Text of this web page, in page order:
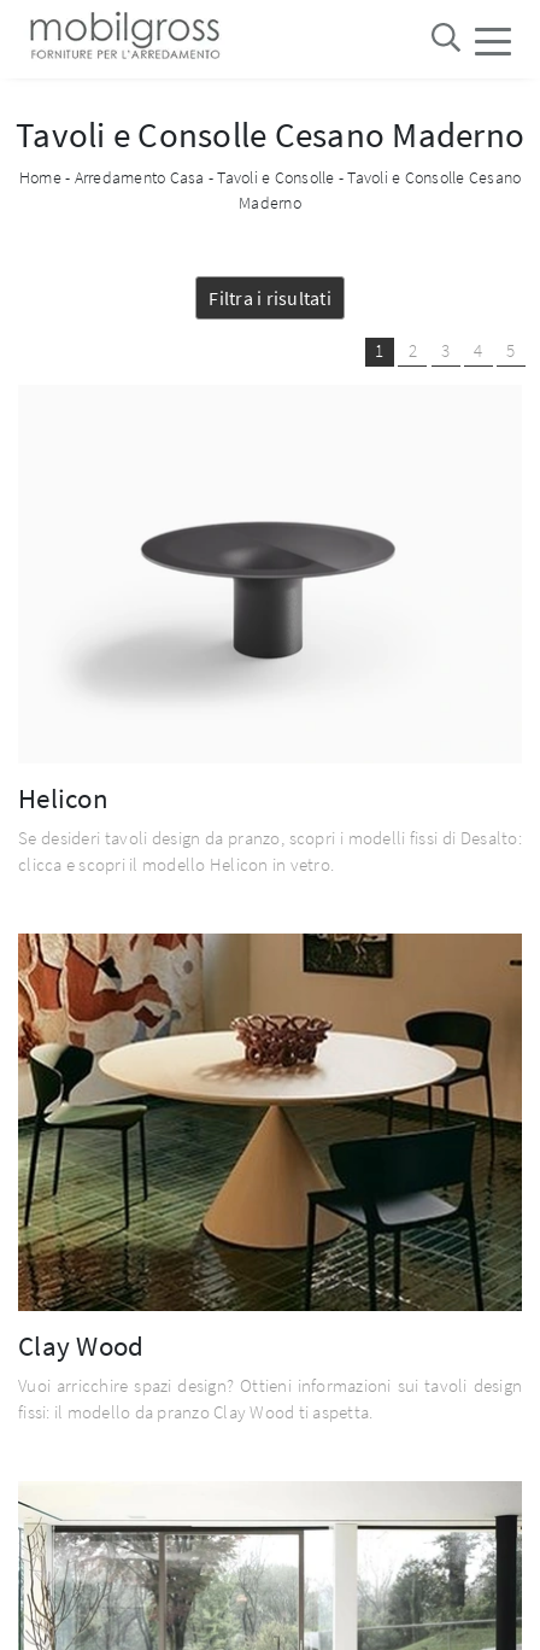
Tavoli e Consolle Cesano Maderno
Home- Arredamento Casa -Tavoli e Consolle -Tavoli e Consolle Cesano
Maderno
Filtra i risultati
1 2 3 4 5
Helicon
Se desideri tavoli design da pranzo, scopri i modelli fissi di Desalto:
clicca e scopri il modello Helicon in vetro.
Clay Wood
Vuoi arricchire spazi design? Ottieni informazioni sui tavoli design
fissi: il modello da pranzo Clay Wood ti aspetta.